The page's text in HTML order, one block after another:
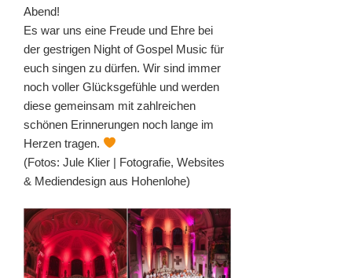
Abend!
Es war uns eine Freude und Ehre bei
der gestrigen Night of Gospel Music für
euch singen zu dürfen. Wir sind immer
noch voller Glücksgefühle und werden
diese gemeinsam mit zahlreichen
schönen Erinnerungen noch lange im
Herzen tragen.
(Fotos: Jule Klier | Fotografie, Websites
& Mediendesign aus Hohenlohe)